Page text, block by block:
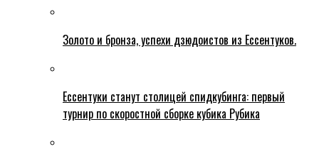
Золото и бронза, успехи дзюдоистов из Ессентуков.
Ессентуки станут столицей спидкубинга: первый
турнир по скоростной сборке кубика Рубика